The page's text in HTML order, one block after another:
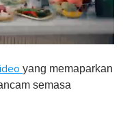
yang memaparkan
semasa